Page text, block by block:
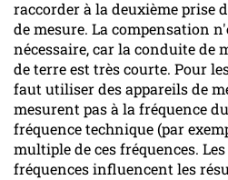
raccorder à la deuxième prise
de mesure. La compensation
nécessaire, car la conduite de
de terre est très courte. Pour
faut utiliser des appareils de
mesurent pas à la fréquence
fréquence technique (par
multiple de ces fréquences.
fréquences influencent les